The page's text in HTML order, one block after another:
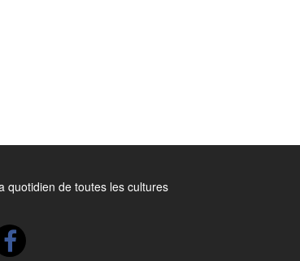
quotidien de toutes les cultures